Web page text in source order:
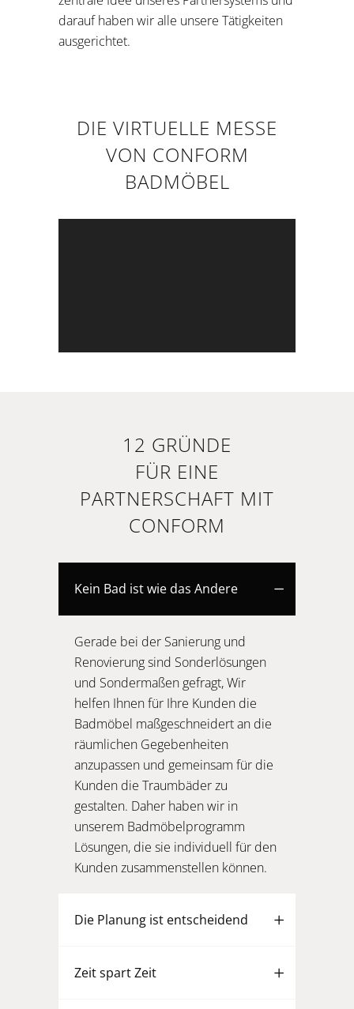
darauf haben wir alle unsere Tätigkeiten
ausgerichtet.
DIE VIRTUELLE MESSE
VON CONFORM
BADMÖBEL
12 GRÜNDE
FÜR EINE
PARTNERSCHAFT MIT
CONFORM
Kein Bad ist wie das Andere
Gerade bei der Sanierung und
Renovierung sind Sonderlösungen
und Sondermaßen gefragt, Wir
helfen Ihnen für Ihre Kunden die
Badmöbel maßgeschneidert an die
räumlichen Gegebenheiten
anzupassen und gemeinsam für die
Kunden die Traumbäder zu
gestalten. Daher haben wir in
unserem Badmöbelprogramm
Lösungen, die sie individuell für den
Kunden zusammenstellen können.
Die Planung ist entscheidend
Zeit spart Zeit